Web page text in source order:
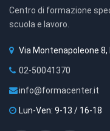
Centro di formazione
scuola e lavoro.
Via Montenapoleone 8,
02-50041370
info@formacenter.it
Lun-Ven: 9-13 / 16-18